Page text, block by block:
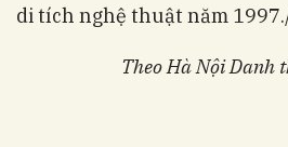
di tích nghệ thuật năm
Theo Hà Nội Danh